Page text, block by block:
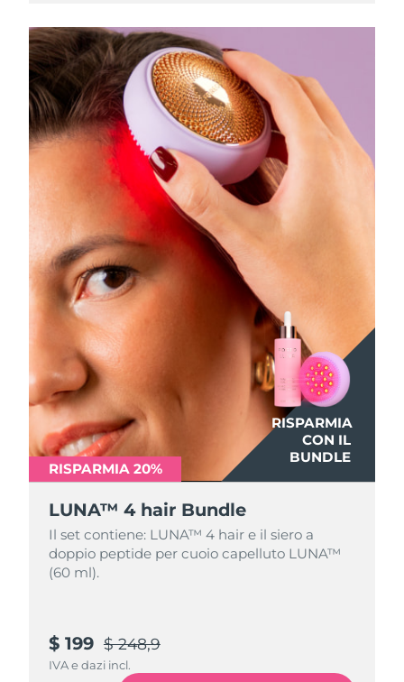
RISPARMIA
CON IL
BUNDLE
RISPARMIA 20%
LUNA™ 4 hair Bundle
Il set contiene: LUNA™ 4 hair e il siero a
doppio peptide per cuoio capelluto LUNA™
(60 ml).
$ 199 $ 248,9
IVA e dazi incl.